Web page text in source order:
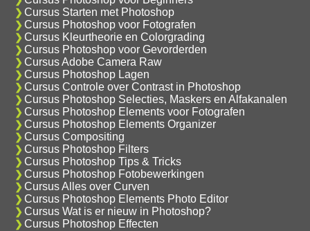
Cursus Starten met Photoshop
Cursus Photoshop voor Fotografen
Cursus Kleurtheorie en Colorgrading
Cursus Photoshop voor Gevorderden
Cursus Adobe Camera Raw
Cursus Photoshop Lagen
Cursus Controle over Contrast in Photoshop
Cursus Photoshop Selecties, Maskers en Alfakanalen
Cursus Photoshop Elements voor Fotografen
Cursus Photoshop Elements Organizer
Cursus Compositing
Cursus Photoshop Filters
Cursus Photoshop Tips & Tricks
Cursus Photoshop Fotobewerkingen
Cursus Alles over Curven
Cursus Photoshop Elements Photo Editor
Cursus Wat is er nieuw in Photoshop?
Cursus Photoshop Effecten